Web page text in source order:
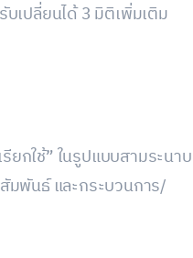
เปลี่ยนได้ 3 มิติเพิ่มเติม
กใช้” ในรูปแบบสามระนาบ
มพันธ์ และกระบวนการ/